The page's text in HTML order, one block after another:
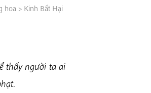
hoa > Kinh Bất Hại
thấy người ta ai